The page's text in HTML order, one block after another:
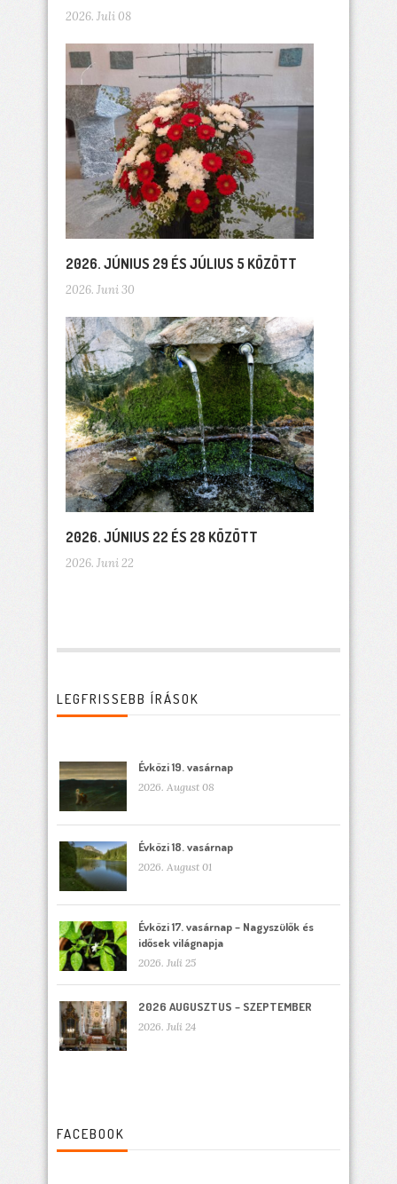
2026. Juli 08
2026. JÚNIUS 29 ÉS JÚLIUS 5 KÖZÖTT
2026. Juni 30
2026. JÚNIUS 22 ÉS 28 KÖZÖTT
2026. Juni 22
LEGFRISSEBB ÍRÁSOK
Évközi 19. vasárnap
2026. August 08
Évközi 18. vasárnap
2026. August 01
Évközi 17. vasárnap – Nagyszülők és
idősek világnapja
2026. Juli 25
2026 AUGUSZTUS – SZEPTEMBER
2026. Juli 24
FACEBOOK